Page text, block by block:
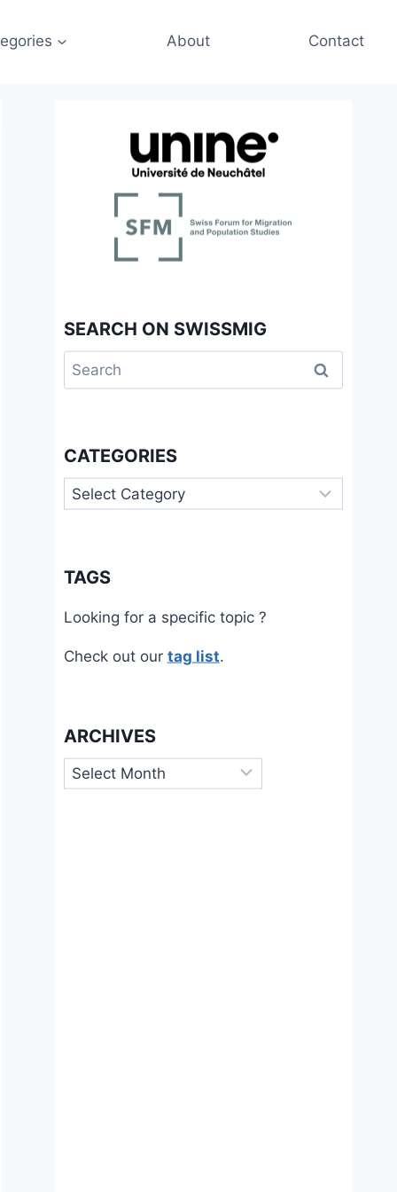
About Contact
SEARCH ON SWISSMIG
Search
for:
CATEGORIES
Categories
TAGS
Looking for a specific topic ?
Check out our tag list.
ARCHIVES
Archives